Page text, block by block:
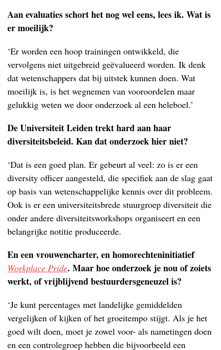
Aan evaluaties schort het nog wel eens, lees ik. Wat is
er moeilijk?
‘Er worden een hoop trainingen ontwikkeld, die
vervolgens niet uitgebreid geëvalueerd worden. Ik denk
dat wetenschappers dat bij uitstek kunnen doen. Wat
moeilijk is, is het wegnemen van vooroordelen maar
gelukkig weten we door onderzoek al een heleboel.’
De Universiteit Leiden trekt hard aan haar
diversiteitsbeleid. Kan dat onderzoek hier niet?
‘Dat is een goed plan. Er gebeurt al veel: zo is er een
diversity officer aangesteld, die specifiek aan de slag gaat
op basis van wetenschappelijke kennis over dit probleem.
Ook is er een universiteitsbrede stuurgroep diversiteit die
onder andere diversiteitsworkshops organiseert en een
belangrijke notitie produceerde.
En een vrouwencharter, en homorechteninitiatief
Workplace Pride. Maar hoe onderzoek je nou of zoiets
werkt, of vrijblijvend bestuurdersgeneuzel is?
‘Je kunt percentages met landelijke gemiddelden
vergelijken of kijken of het groeitempo stijgt. Als je het
goed wilt doen, moet je zowel voor- als nametingen doen
en een controlegroep hebben die bijvoorbeeld een